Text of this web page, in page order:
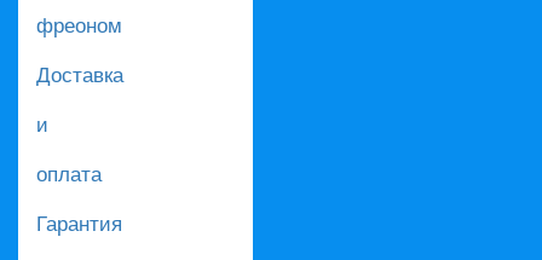
фреоном
Доставка
и
оплата
Гарантия